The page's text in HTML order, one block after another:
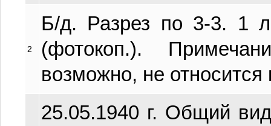
2
Б/д. Разрез по 3-3. 1
(фотокоп.).
возможно, не
25.05.1940 г. Общий